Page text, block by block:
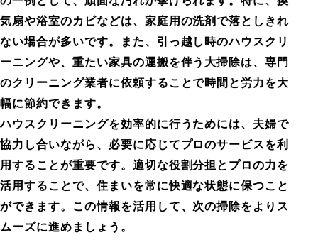
気扇や浴室のカビなどは、家庭用の洗剤で落としきれ
ない場合が多いです。また、引っ越し時のハウスクリ
ーニングや、重たい家具の運搬を伴う大掃除は、専門
のクリーニング業者に依頼することで時間と労力を大
幅に節約できます。
ハウスクリーニングを効率的に行うためには、夫婦で
協力し合いながら、必要に応じてプロのサービスを利
用することが重要です。適切な役割分担とプロの力を
活用することで、住まいを常に快適な状態に保つこと
ができます。この情報を活用して、次の掃除をよりス
ムーズに進めましょう。